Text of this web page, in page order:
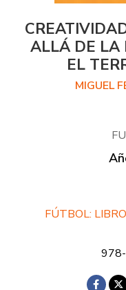
ALLÁ DE LA
EL
MIGUEL
FÚTBOL: